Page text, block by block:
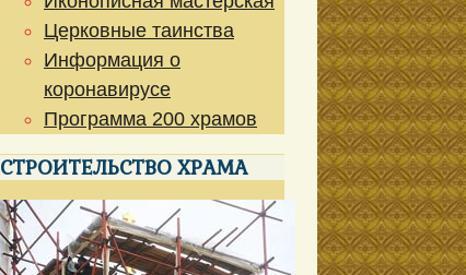
Церковные таинства
Информация о
коронавирусе
Программа 200 храмов
СТРОИТЕЛЬСТВО ХРАМА